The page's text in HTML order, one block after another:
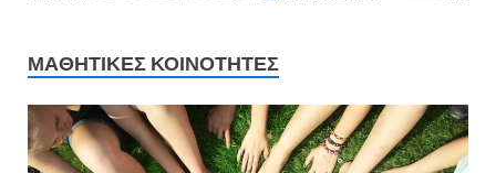
ΜΑΘΗΤΙΚΈΣ ΚΟΙΝΌΤΗΤΕΣ